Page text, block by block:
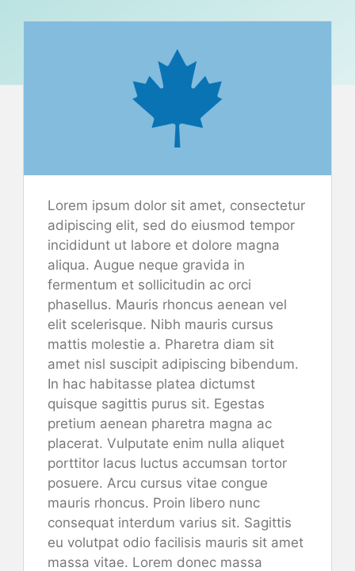
Lorem ipsum dolor sit amet, consectetur
adipiscing elit, sed do eiusmod tempor
incididunt ut labore et dolore magna
aliqua. Augue neque gravida in
fermentum et sollicitudin ac orci
phasellus. Mauris rhoncus aenean vel
elit scelerisque. Nibh mauris cursus
mattis molestie a. Pharetra diam sit
amet nisl suscipit adipiscing bibendum.
In hac habitasse platea dictumst
quisque sagittis purus sit. Egestas
pretium aenean pharetra magna ac
placerat. Vulputate enim nulla aliquet
porttitor lacus luctus accumsan tortor
posuere. Arcu cursus vitae congue
mauris rhoncus. Proin libero nunc
consequat interdum varius sit. Sagittis
eu volutpat odio facilisis mauris sit amet
massa vitae. Lorem donec massa